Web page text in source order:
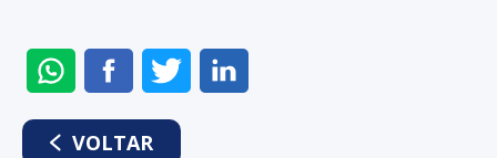
ENVIAR
NO
WHATSAPP
COMPARTILHAR
NO
FACEBOOK
COMPARTILHAR
NO
VOLTAR